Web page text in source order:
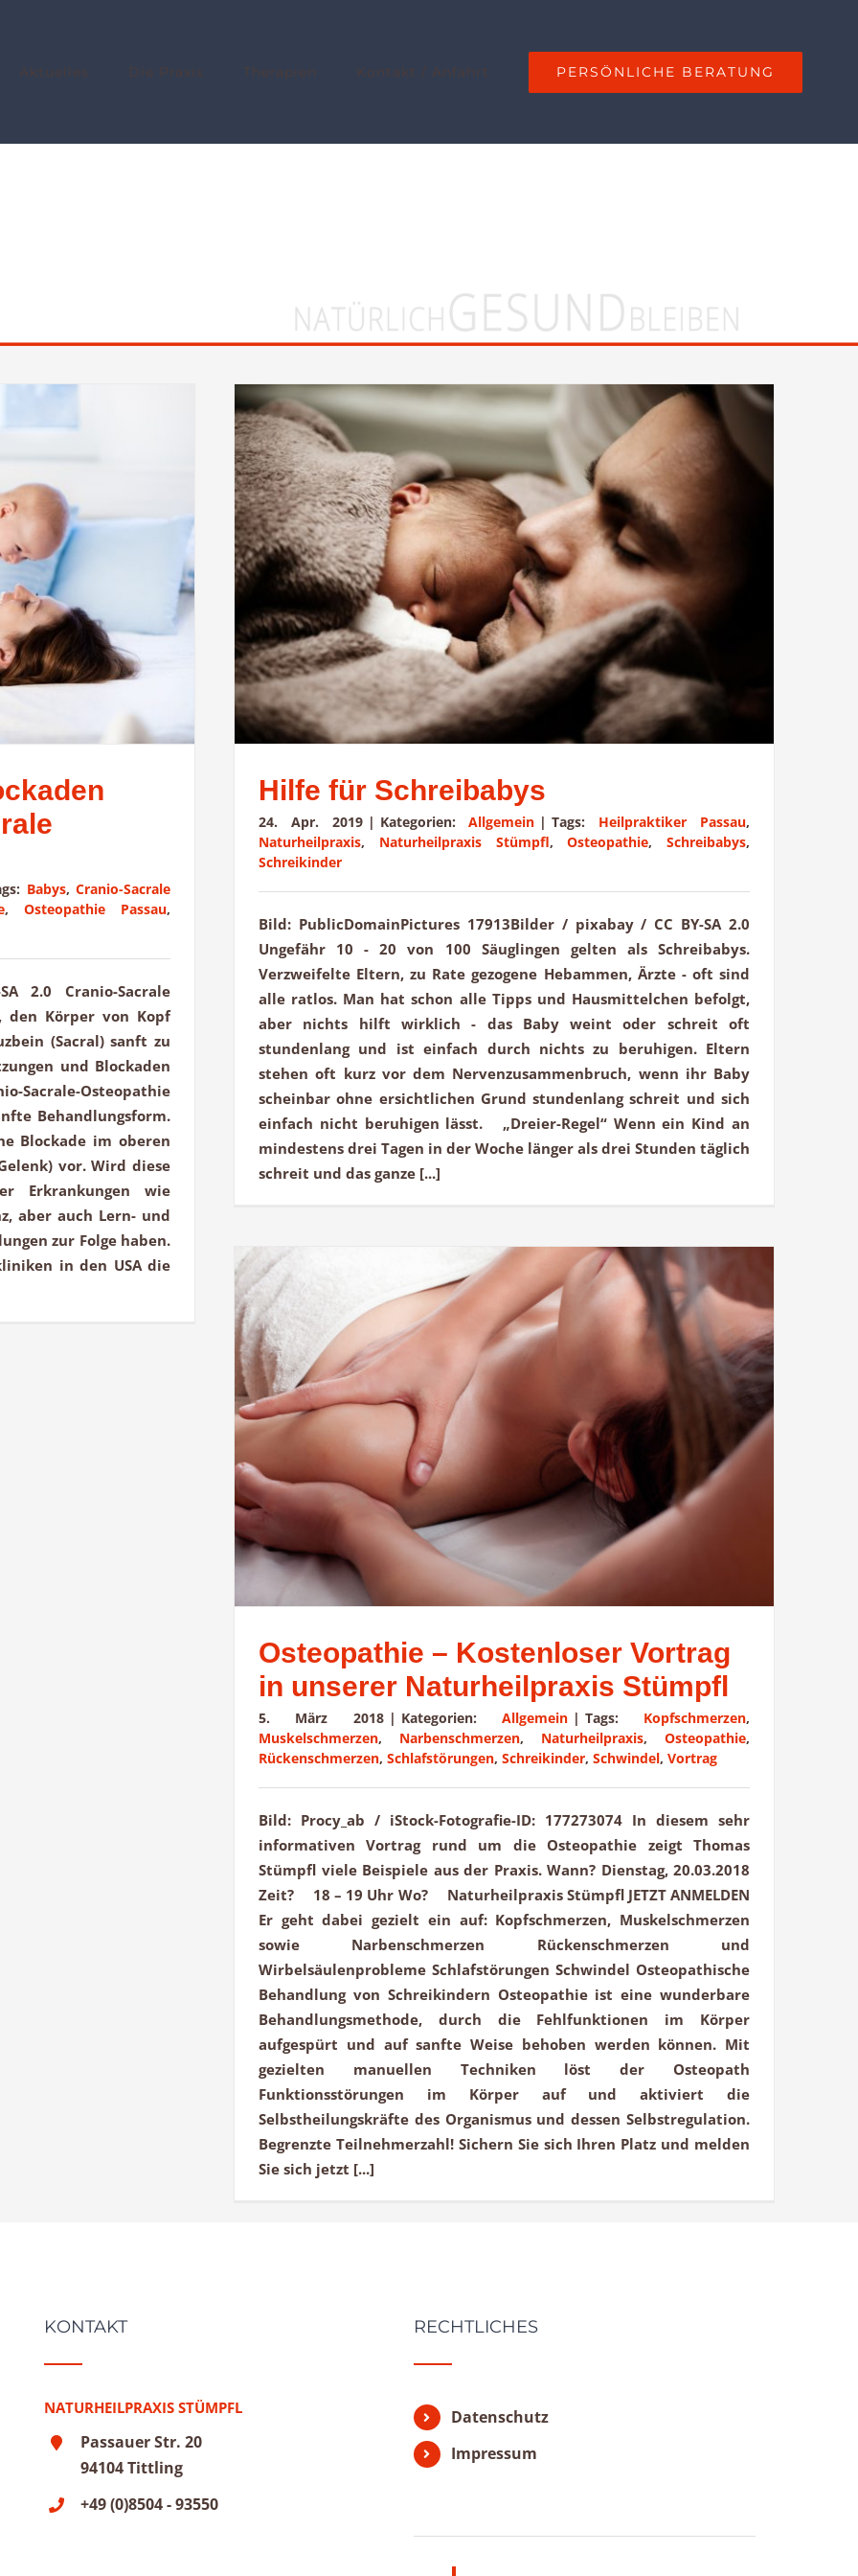
Aktuelles Die Praxis Therapien Kontakt / Anfahrt PERSÖNLICHE BERATUNG
Babys,Cranio-Sacrale
,Osteopathie Passau,
2.0 Cranio-Sacrale
den Körper von Kopf
(Sacral) sanft zu
und Blockaden
Sacrale-Osteopathie
Behandlungsform.
Blockade im oberen
vor. Wird diese
Erkrankungen wie
aber auch Lern- und
zur Folge haben.
in den USA die
Hilfe für Schreibabys
24. Apr. 2019 | Kategorien:Allgemein | Tags: Heilpraktiker Passau,
Naturheilpraxis, Naturheilpraxis Stümpfl,Osteopathie, Schreibabys,
Schreikinder
Bild: PublicDomainPictures 17913Bilder / pixabay / CC BY-SA 2.0
Ungefähr 10 - 20 von 100 Säuglingen gelten als Schreibabys.
Verzweifelte Eltern, zu Rate gezogene Hebammen, Ärzte - oft sind
alle ratlos. Man hat schon alle Tipps und Hausmittelchen befolgt,
aber nichts hilft wirklich - das Baby weint oder schreit oft
stundenlang und ist einfach durch nichts zu beruhigen. Eltern
stehen oft kurz vor dem Nervenzusammenbruch, wenn ihr Baby
scheinbar ohne ersichtlichen Grund stundenlang schreit und sich
einfach nicht beruhigen lässt. „Dreier-Regel“ Wenn ein Kind an
mindestens drei Tagen in der Woche länger als drei Stunden täglich
schreit und das ganze [...]
Osteopathie – Kostenloser Vortrag
in unserer Naturheilpraxis Stümpfl
5. März 2018 | Kategorien: Allgemein | Tags: Kopfschmerzen,
Muskelschmerzen, Narbenschmerzen, Naturheilpraxis, Osteopathie,
Rückenschmerzen, Schlafstörungen, Schreikinder, Schwindel, Vortrag
Bild: Procy_ab / iStock-Fotografie-ID: 177273074 In diesem sehr
informativen Vortrag rund um die Osteopathie zeigt Thomas
Stümpfl viele Beispiele aus der Praxis. Wann? Dienstag, 20.03.2018
Zeit? 18 – 19 Uhr Wo? Naturheilpraxis Stümpfl JETZT ANMELDEN
Er geht dabei gezielt ein auf: Kopfschmerzen, Muskelschmerzen
sowie Narbenschmerzen Rückenschmerzen und
Wirbelsäulenprobleme Schlafstörungen Schwindel Osteopathische
Behandlung von Schreikindern Osteopathie ist eine wunderbare
Behandlungsmethode, durch die Fehlfunktionen im Körper
aufgespürt und auf sanfte Weise behoben werden können. Mit
gezielten manuellen Techniken löst der Osteopath
Funktionsstörungen im Körper auf und aktiviert die
Selbstheilungskräfte des Organismus und dessen Selbstregulation.
Begrenzte Teilnehmerzahl! Sichern Sie sich Ihren Platz und melden
Sie sich jetzt [...]
KONTAKT
NATURHEILPRAXIS STÜMPFL
Passauer Str. 20
94104 Tittling
+49 (0)8504 - 93550
RECHTLICHES
Datenschutz
Impressum